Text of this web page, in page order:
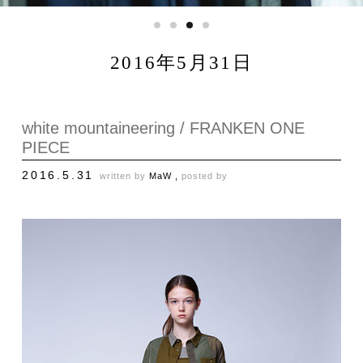
2016年5月31日
white mountaineering / FRANKEN ONE
PIECE
2016.5.31 written by MaW , posted by